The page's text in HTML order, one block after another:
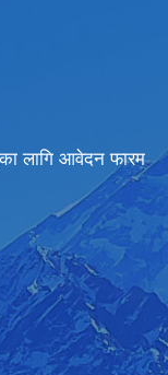
लागि आवेदन फारम